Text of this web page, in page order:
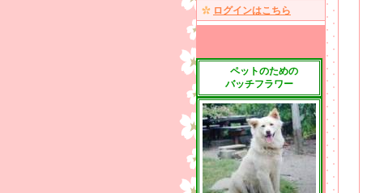
ログインはこちら
ペットのための
バッチフラワー